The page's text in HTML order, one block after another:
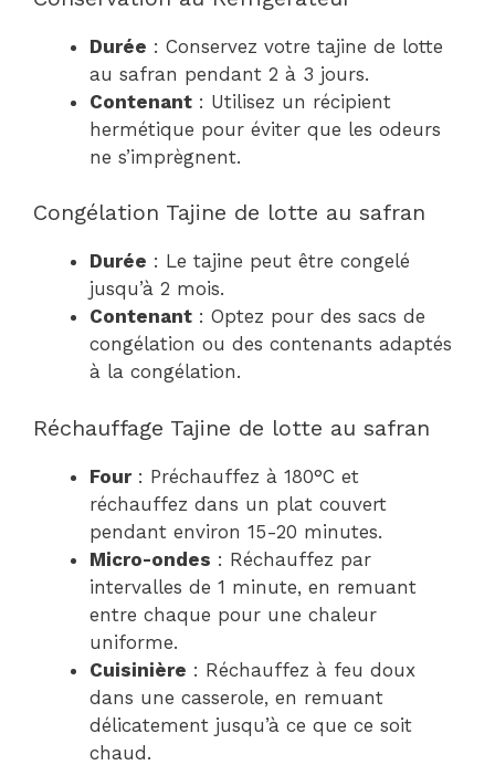
Durée : Conservez votre tajine de lotte
au safran pendant 2 à 3 jours.
Contenant : Utilisez un récipient
hermétique pour éviter que les odeurs
ne s’imprègnent.
Congélation Tajine de lotte au safran
Durée : Le tajine peut être congelé
jusqu’à 2 mois.
Contenant : Optez pour des sacs de
congélation ou des contenants adaptés
à la congélation.
Réchauffage Tajine de lotte au safran
Four: Préchauffez à 180°C et
réchauffez dans un plat couvert
pendant environ 15-20 minutes.
Micro-ondes : Réchauffez par
intervalles de 1 minute, en remuant
entre chaque pour une chaleur
uniforme.
Cuisinière : Réchauffez à feu doux
dans une casserole, en remuant
délicatement jusqu’à ce que ce soit
chaud.